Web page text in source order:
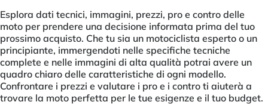
Esplora dati tecnici, immagini, prezzi, pro e contro delle
moto per prendere una decisione informata prima del tuo
prossimo acquisto. Che tu sia un motociclista esperto o un
principiante, immergendoti nelle specifiche tecniche
complete e nelle immagini di alta qualità potrai avere un
quadro chiaro delle caratteristiche di ogni modello.
Confrontare i prezzi e valutare i pro e i contro ti aiuterà a
trovare la moto perfetta per le tue esigenze e il tuo budget.